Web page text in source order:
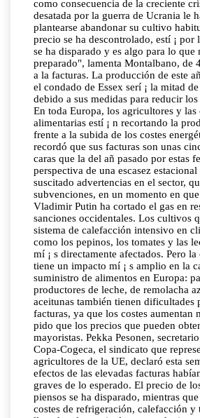
como consecuencia de la creciente
desatada por la guerra de Ucrania le
plantearse abandonar su cultivo
precio se ha descontrolado, estí ¡ por
se ha disparado y es algo para lo que
preparado", lamenta Montalbano, de
a la facturas. La producción de este
el condado de Essex serí ¡ la mitad
debido a sus medidas para reducir
En toda Europa, los agricultores y las
alimentarias estí ¡ n recortando la
frente a la subida de los costes
recordó que sus facturas son unas
caras que la del añ pasado por estas
perspectiva de una escasez
suscitado advertencias en el sector,
subvenciones, en un momento en
Vladimir Putin ha cortado el gas en
sanciones occidentales. Los cultivos
sistema de calefacción intensivo en
como los pepinos, los tomates y las
mí ¡ s directamente afectados. Pero
tiene un impacto mí ¡ s amplio en la
suministro de alimentos en Europa:
productores de leche, de remolacha
aceitunas también tienen dificultades
facturas, ya que los costes aumentan
pido que los precios que pueden
mayoristas. Pekka Pesonen,
Copa-Cogeca, el sindicato que
agricultores de la UE, declaró esta
efectos de las elevadas facturas
graves de lo esperado. El precio de
piensos se ha disparado, mientras
costes de refrigeración, calefacción y